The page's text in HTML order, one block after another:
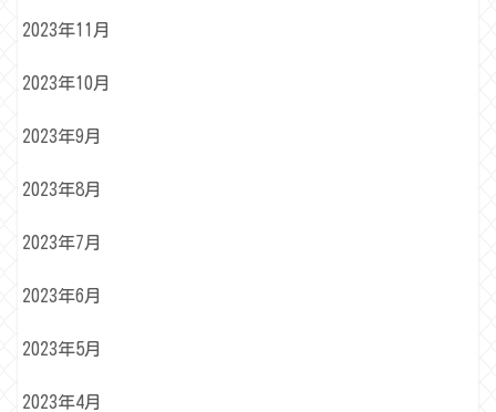
2023年11月
2023年10月
2023年9月
2023年8月
2023年7月
2023年6月
2023年5月
2023年4月